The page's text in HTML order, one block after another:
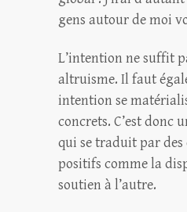
gens autour de moi
L’intention ne suffit
altruisme. Il faut
intention se
concrets. C’est donc
qui se traduit par
positifs comme la
soutien à l’autre.